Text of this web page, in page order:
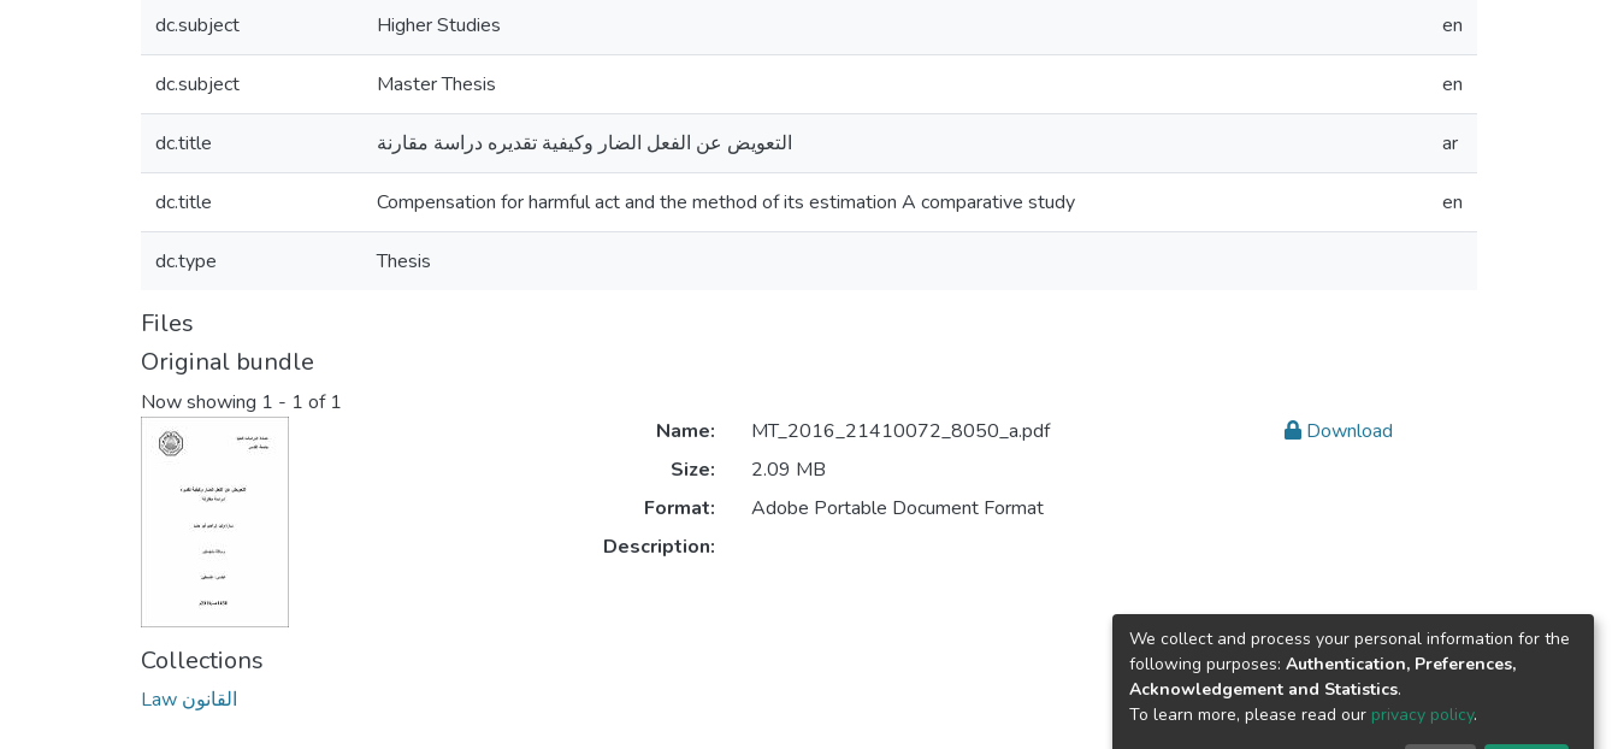
dc.subject Higher Studies en
dc.subject Master Thesis en
dc.title التعويض عن الفعل الضار وكيفية تقديره دراسة مقارنة ar
dc.title Compensation for harmful act and the method of its estimation A comparative study en
dc.type Thesis
Files
Original bundle
Now showing 1 - 1 of 1
Name:
MT_2016_21410072_8050_a.pdf
Size:
2.09 MB
Format:
Adobe Portable Document Format
Description:
Download
Collections
Law القانون
We collect and process your personal information for the
following purposes: Authentication, Preferences,
Acknowledgement and Statistics.
To learn more, please read our privacy policy.